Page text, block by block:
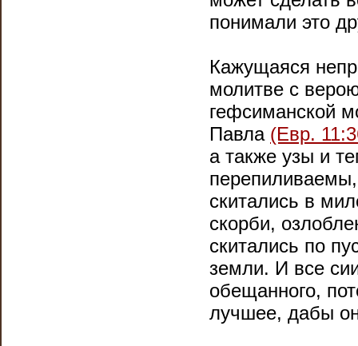
понимали это
Кажущаяся
молитве с
гефсиманской
Павла (Евр.
а также узы и
скитались в
скорби,
скитались по
земли. И все
обещанного,
лучшее, дабы